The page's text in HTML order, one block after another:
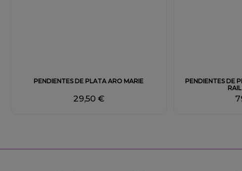
PENDIENTES DE PLATA ARO MARIE
29,50 €
PENDIENTES DE